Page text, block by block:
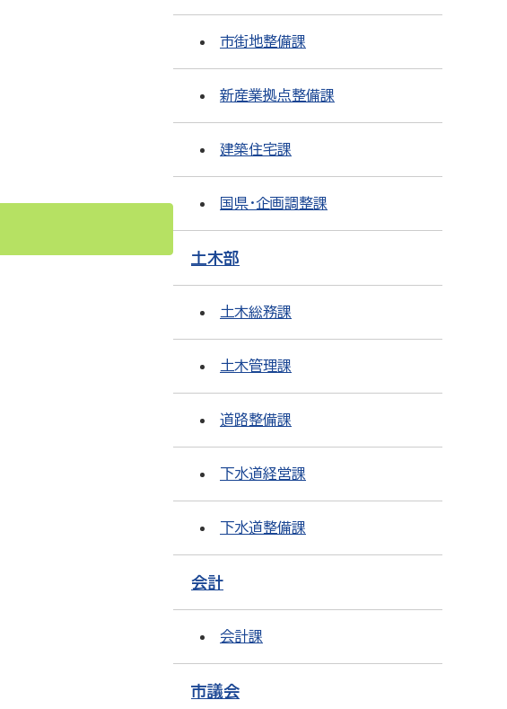
市街地整備課
新産業拠点整備課
建築住宅課
国県・企画調整課
土木部
土木総務課
土木管理課
道路整備課
下水道経営課
下水道整備課
会計
会計課
市議会